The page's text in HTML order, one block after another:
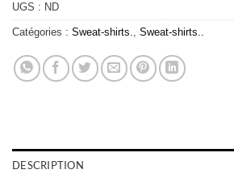
UGS : ND
Catégories : Sweat-shirts., Sweat-shirts..
DESCRIPTION